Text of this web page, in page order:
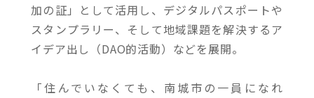
加の証」として活用し、デジタルパスポートや
スタンプラリー、そして地域課題を解決するア
イデア出し（DAO的活動）などを展開。
「住んでいなくても、南城市の一員になれ